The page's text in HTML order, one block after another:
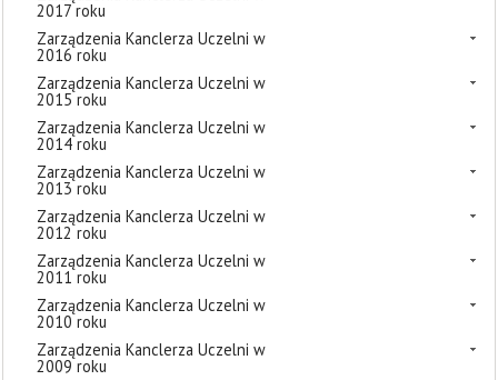
2017 roku
Zarządzenia Kanclerza Uczelni w
2016 roku
Zarządzenia Kanclerza Uczelni w
2015 roku
Zarządzenia Kanclerza Uczelni w
2014 roku
Zarządzenia Kanclerza Uczelni w
2013 roku
Zarządzenia Kanclerza Uczelni w
2012 roku
Zarządzenia Kanclerza Uczelni w
2011 roku
Zarządzenia Kanclerza Uczelni w
2010 roku
Zarządzenia Kanclerza Uczelni w
2009 roku